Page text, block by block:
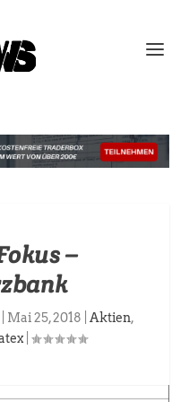
–
Mai 25, 2018 Aktien,